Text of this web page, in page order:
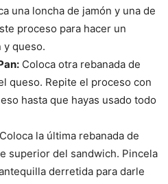
una loncha de jamón y una de
proceso para hacer un
y queso.
Coloca otra rebanada de
queso. Repite el proceso con
hasta que hayas usado todo
Coloca la última rebanada de
superior del sandwich. Pincela
derretida para darle